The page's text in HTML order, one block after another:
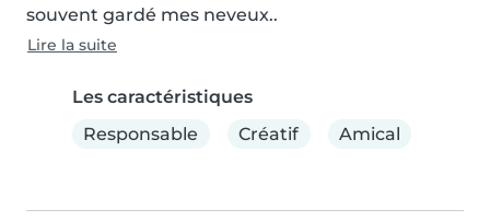
souvent gardé mes neveux..
Lire la suite
Les caractéristiques
Responsable
Créatif Amical